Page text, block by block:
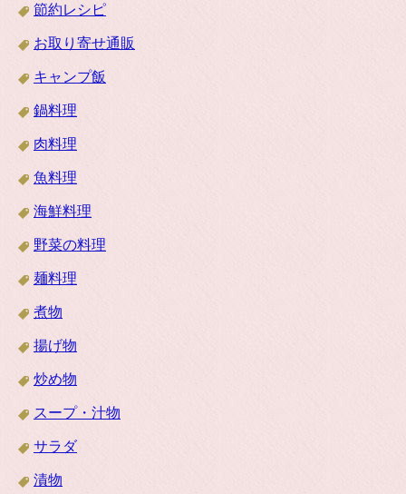
節約レシピ
お取り寄せ通販
キャンプ飯
鍋料理
肉料理
魚料理
海鮮料理
野菜の料理
麺料理
煮物
揚げ物
炒め物
スープ・汁物
サラダ
漬物